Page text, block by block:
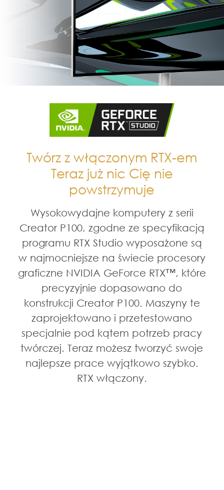
Twórz z włączonym RTX-em
Teraz już nic Cię nie
powstrzymuje
Wysokowydajne komputery z serii
Creator P100, zgodne ze specyfikacją
programu RTX Studio wyposażone są
w najmocniejsze na świecie procesory
graficzne NVIDIA GeForce RTX™, które
precyzyjnie dopasowano do
konstrukcji Creator P100. Maszyny te
zaprojektowano i przetestowano
specjalnie pod kątem potrzeb pracy
twórczej. Teraz możesz tworzyć swoje
najlepsze prace wyjątkowo szybko.
RTX włączony.